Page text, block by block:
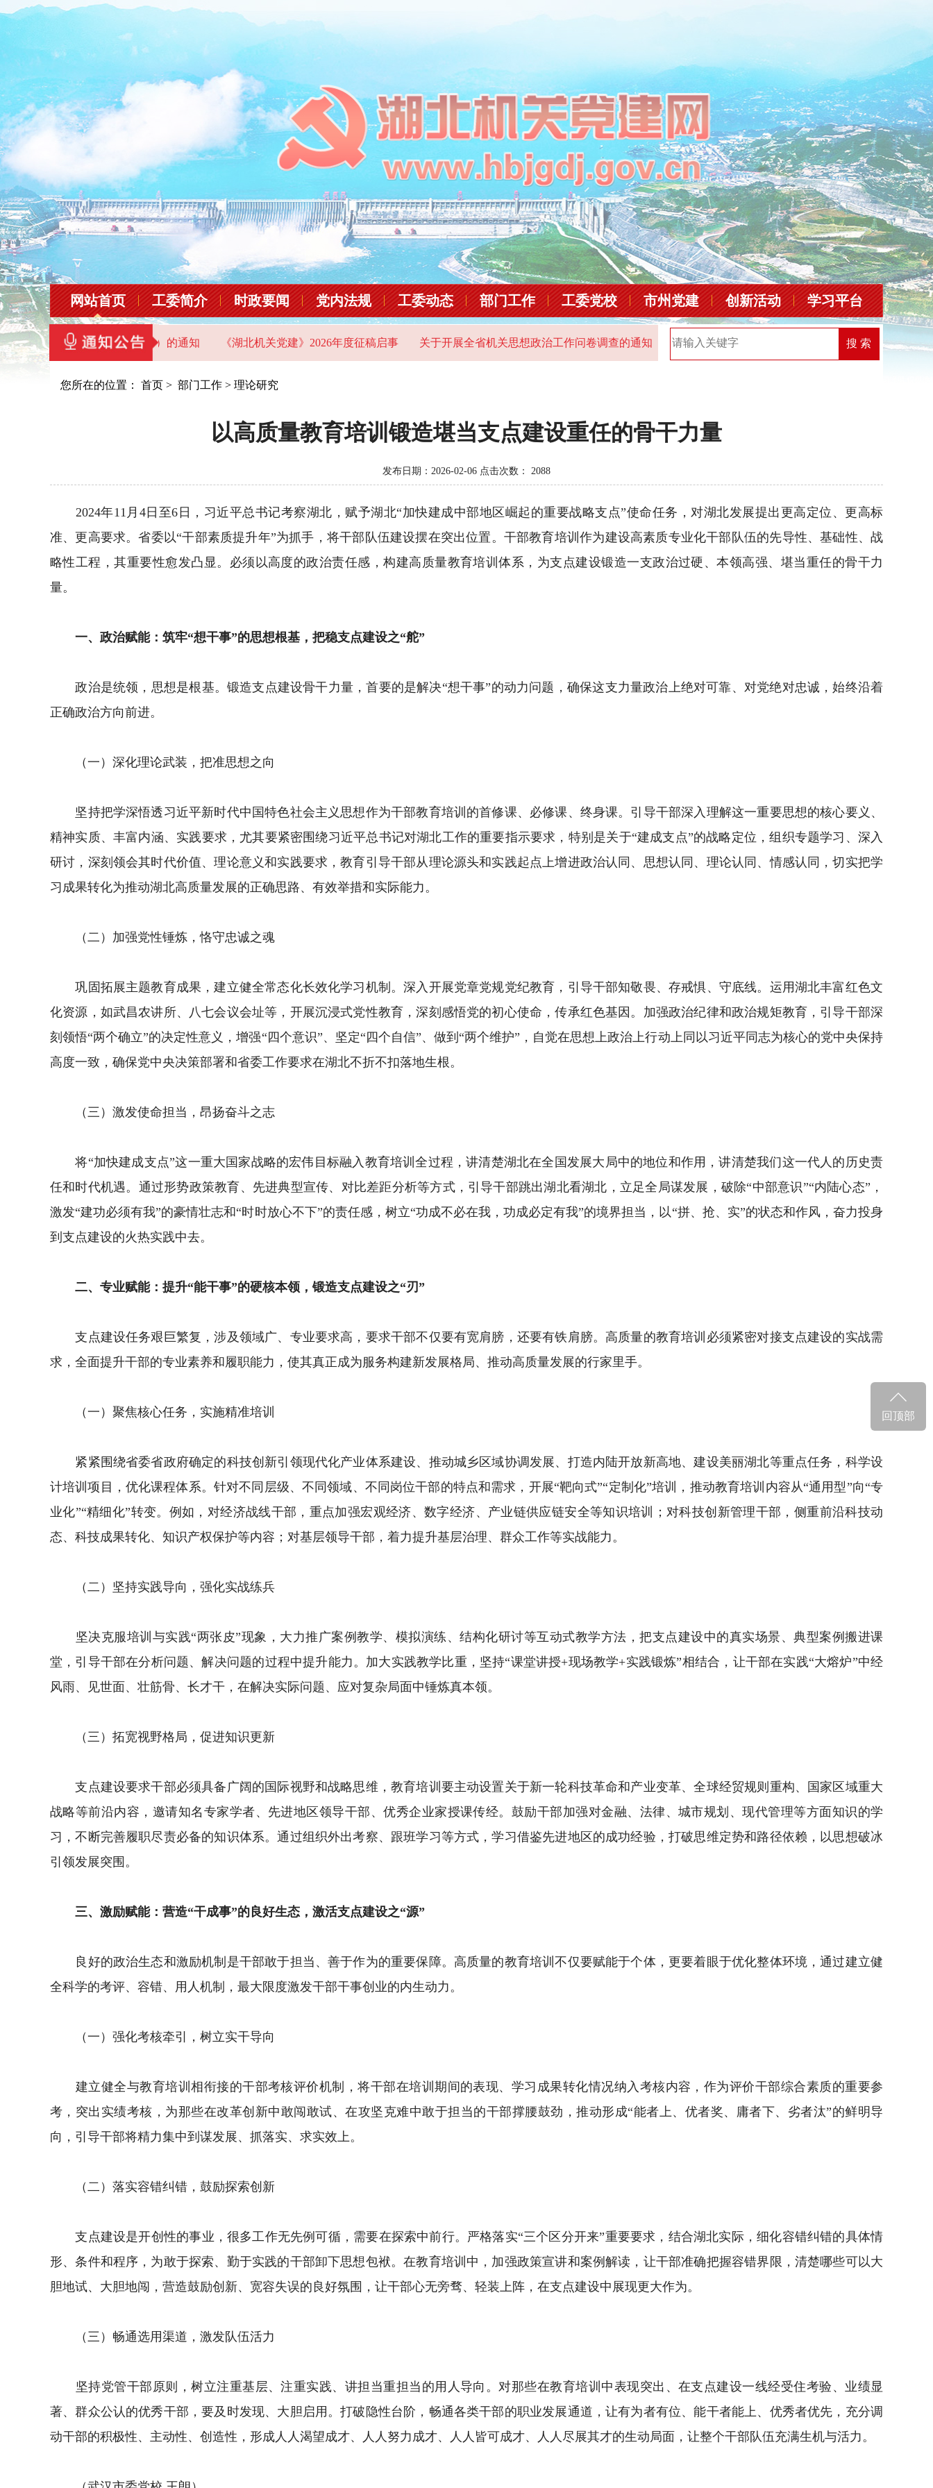
网站首页 工委简介 时政要闻 党内法规 工委动态 部门工作 工委党校 市州党建 创新活动 学习平台
干部教育基地（教学点）的通知 《湖北机关党建》2026年度征稿启事 关于开展全省机关思想政治工作问卷调查的通知 2025年“机关党建创新榜”优秀案例名单 2026年中共湖北
搜 索
您所在的位置： 首页 > 部门工作 > 理论研究
以高质量教育培训锻造堪当支点建设重任的骨干力量
发布日期：2026-02-06 点击次数： 2088
2024年11月4日至6日，习近平总书记考察湖北，赋予湖北“加快建成中部地区崛起的重要战略支点”使命任务，对湖北发展提出更高定位、更高标
准、更高要求。省委以“干部素质提升年”为抓手，将干部队伍建设摆在突出位置。干部教育培训作为建设高素质专业化干部队伍的先导性、基础性、战
略性工程，其重要性愈发凸显。必须以高度的政治责任感，构建高质量教育培训体系，为支点建设锻造一支政治过硬、本领高强、堪当重任的骨干力
量。
一、政治赋能：筑牢“想干事”的思想根基，把稳支点建设之“舵”
政治是统领，思想是根基。锻造支点建设骨干力量，首要的是解决“想干事”的动力问题，确保这支力量政治上绝对可靠、对党绝对忠诚，始终沿着
正确政治方向前进。
（一）深化理论武装，把准思想之向
坚持把学深悟透习近平新时代中国特色社会主义思想作为干部教育培训的首修课、必修课、终身课。引导干部深入理解这一重要思想的核心要义、
精神实质、丰富内涵、实践要求，尤其要紧密围绕习近平总书记对湖北工作的重要指示要求，特别是关于“建成支点”的战略定位，组织专题学习、深入
研讨，深刻领会其时代价值、理论意义和实践要求，教育引导干部从理论源头和实践起点上增进政治认同、思想认同、理论认同、情感认同，切实把学
习成果转化为推动湖北高质量发展的正确思路、有效举措和实际能力。
（二）加强党性锤炼，恪守忠诚之魂
巩固拓展主题教育成果，建立健全常态化长效化学习机制。深入开展党章党规党纪教育，引导干部知敬畏、存戒惧、守底线。运用湖北丰富红色文
化资源，如武昌农讲所、八七会议会址等，开展沉浸式党性教育，深刻感悟党的初心使命，传承红色基因。加强政治纪律和政治规矩教育，引导干部深
刻领悟“两个确立”的决定性意义，增强“四个意识”、坚定“四个自信”、做到“两个维护”，自觉在思想上政治上行动上同以习近平同志为核心的党中央保持
高度一致，确保党中央决策部署和省委工作要求在湖北不折不扣落地生根。
（三）激发使命担当，昂扬奋斗之志
将“加快建成支点”这一重大国家战略的宏伟目标融入教育培训全过程，讲清楚湖北在全国发展大局中的地位和作用，讲清楚我们这一代人的历史责
任和时代机遇。通过形势政策教育、先进典型宣传、对比差距分析等方式，引导干部跳出湖北看湖北，立足全局谋发展，破除“中部意识”“内陆心态”，
激发“建功必须有我”的豪情壮志和“时时放心不下”的责任感，树立“功成不必在我，功成必定有我”的境界担当，以“拼、抢、实”的状态和作风，奋力投身
到支点建设的火热实践中去。
二、专业赋能：提升“能干事”的硬核本领，锻造支点建设之“刃”
支点建设任务艰巨繁复，涉及领域广、专业要求高，要求干部不仅要有宽肩膀，还要有铁肩膀。高质量的教育培训必须紧密对接支点建设的实战需
求，全面提升干部的专业素养和履职能力，使其真正成为服务构建新发展格局、推动高质量发展的行家里手。
（一）聚焦核心任务，实施精准培训
紧紧围绕省委省政府确定的科技创新引领现代化产业体系建设、推动城乡区域协调发展、打造内陆开放新高地、建设美丽湖北等重点任务，科学设
计培训项目，优化课程体系。针对不同层级、不同领域、不同岗位干部的特点和需求，开展“靶向式”“定制化”培训，推动教育培训内容从“通用型”向“专
业化”“精细化”转变。例如，对经济战线干部，重点加强宏观经济、数字经济、产业链供应链安全等知识培训；对科技创新管理干部，侧重前沿科技动
态、科技成果转化、知识产权保护等内容；对基层领导干部，着力提升基层治理、群众工作等实战能力。
（二）坚持实践导向，强化实战练兵
坚决克服培训与实践“两张皮”现象，大力推广案例教学、模拟演练、结构化研讨等互动式教学方法，把支点建设中的真实场景、典型案例搬进课
堂，引导干部在分析问题、解决问题的过程中提升能力。加大实践教学比重，坚持“课堂讲授+现场教学+实践锻炼”相结合，让干部在实践“大熔炉”中经
风雨、见世面、壮筋骨、长才干，在解决实际问题、应对复杂局面中锤炼真本领。
（三）拓宽视野格局，促进知识更新
支点建设要求干部必须具备广阔的国际视野和战略思维，教育培训要主动设置关于新一轮科技革命和产业变革、全球经贸规则重构、国家区域重大
战略等前沿内容，邀请知名专家学者、先进地区领导干部、优秀企业家授课传经。鼓励干部加强对金融、法律、城市规划、现代管理等方面知识的学
习，不断完善履职尽责必备的知识体系。通过组织外出考察、跟班学习等方式，学习借鉴先进地区的成功经验，打破思维定势和路径依赖，以思想破冰
引领发展突围。
三、激励赋能：营造“干成事”的良好生态，激活支点建设之“源”
良好的政治生态和激励机制是干部敢于担当、善于作为的重要保障。高质量的教育培训不仅要赋能于个体，更要着眼于优化整体环境，通过建立健
全科学的考评、容错、用人机制，最大限度激发干部干事创业的内生动力。
（一）强化考核牵引，树立实干导向
建立健全与教育培训相衔接的干部考核评价机制，将干部在培训期间的表现、学习成果转化情况纳入考核内容，作为评价干部综合素质的重要参
考，突出实绩考核，为那些在改革创新中敢闯敢试、在攻坚克难中敢于担当的干部撑腰鼓劲，推动形成“能者上、优者奖、庸者下、劣者汰”的鲜明导
向，引导干部将精力集中到谋发展、抓落实、求实效上。
（二）落实容错纠错，鼓励探索创新
支点建设是开创性的事业，很多工作无先例可循，需要在探索中前行。严格落实“三个区分开来”重要要求，结合湖北实际，细化容错纠错的具体情
形、条件和程序，为敢于探索、勤于实践的干部卸下思想包袱。在教育培训中，加强政策宣讲和案例解读，让干部准确把握容错界限，清楚哪些可以大
胆地试、大胆地闯，营造鼓励创新、宽容失误的良好氛围，让干部心无旁骛、轻装上阵，在支点建设中展现更大作为。
（三）畅通选用渠道，激发队伍活力
坚持党管干部原则，树立注重基层、注重实践、讲担当重担当的用人导向。对那些在教育培训中表现突出、在支点建设一线经受住考验、业绩显
著、群众公认的优秀干部，要及时发现、大胆启用。打破隐性台阶，畅通各类干部的职业发展通道，让有为者有位、能干者能上、优秀者优先，充分调
动干部的积极性、主动性、创造性，形成人人渴望成才、人人努力成才、人人皆可成才、人人尽展其才的生动局面，让整个干部队伍充满生机与活力。
回顶部